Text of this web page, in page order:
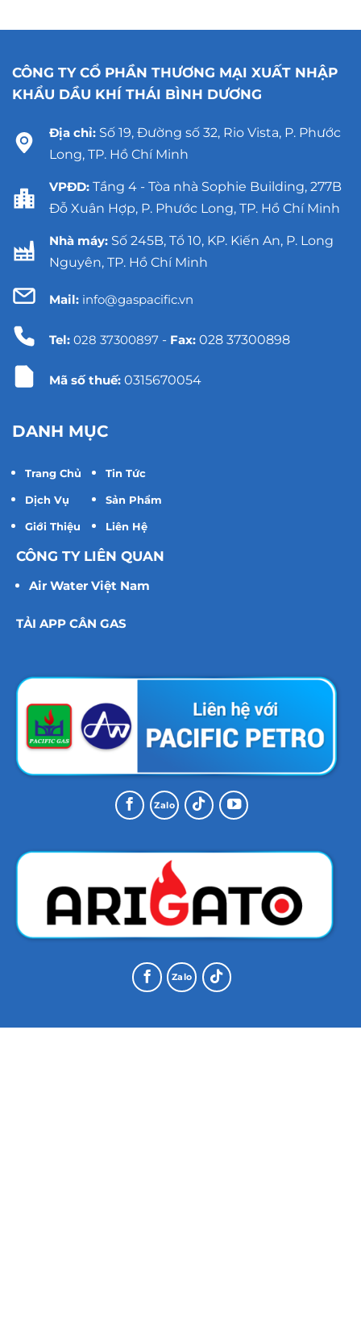
CÔNG TY CỔ PHẦN THƯƠNG MẠI XUẤT NHẬP
KHẨU DẦU KHÍ THÁI BÌNH DƯƠNG
Địa chỉ: Số 19, Đường số 32, Rio Vista, P. Phước
Long, TP. Hồ Chí Minh
VPĐD: Tầng 4 - Tòa nhà Sophie Building, 277B
Đỗ Xuân Hợp, P. Phước Long, TP. Hồ Chí Minh
Nhà máy: Số 245B, Tổ 10, KP. Kiến An, P. Long
Nguyên, TP. Hồ Chí Minh
Mail: info@gaspacific.vn
Tel: 028 37300897 - Fax: 028 37300898
Mã số thuế: 0315670054
DANH MỤC
Trang Chủ
Dịch Vụ
Giới Thiệu
Tin Tức
Sản Phẩm
Liên Hệ
CÔNG TY LIÊN QUAN
Air Water Việt Nam
TẢI APP CÂN GAS